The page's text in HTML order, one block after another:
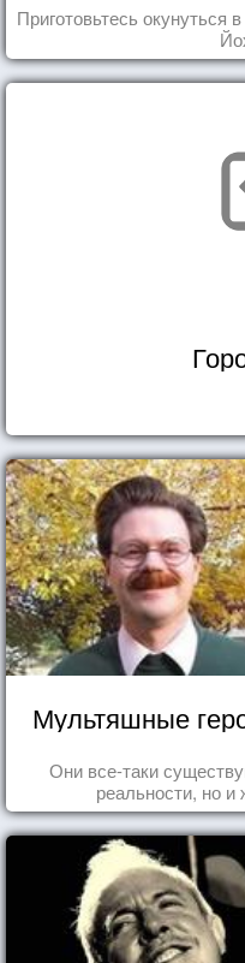
Приготовьтесь окунуться
Мультяшные
Они все-таки
реальности, но и